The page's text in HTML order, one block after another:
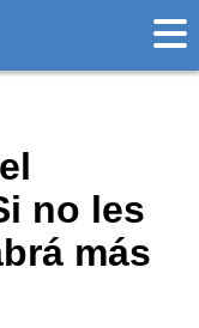
no les
más